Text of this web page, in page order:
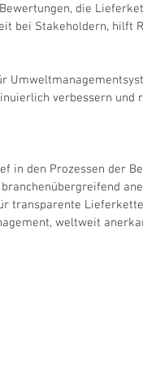
die
bei Stakeholdern, hilft
verbessern und
in den Prozessen der
transparente
weltweit